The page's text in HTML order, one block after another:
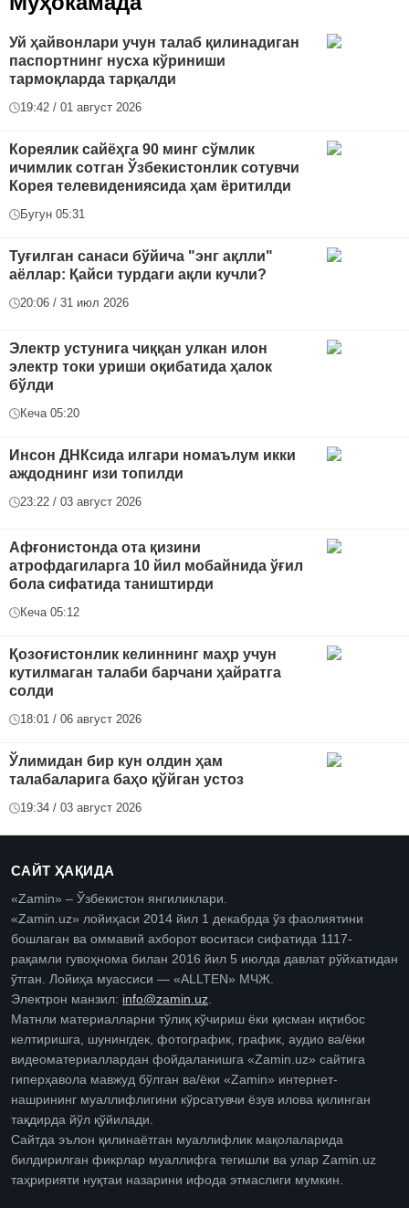
Уй ҳайвонлари учун талаб қилинадиган
паспортнинг нусха кўриниши
тармоқларда тарқалди
19:42 / 01 август 2026
Кореялик сайёҳга 90 минг сўмлик
ичимлик сотган Ўзбекистонлик сотувчи
Корея телевидениясида ҳам ёритилди
Бугун 05:31
Туғилган санаси бўйича "энг ақлли"
аёллар: Қайси турдаги ақли кучли?
20:06 / 31 июл 2026
Электр устунига чиққан улкан илон
электр токи уриши оқибатида ҳалок
бўлди
Кеча 05:20
Инсон ДНКсида илгари номаълум икки
аждоднинг изи топилди
23:22 / 03 август 2026
Афғонистонда ота қизини
атрофдагиларга 10 йил мобайнида ўғил
бола сифатида таништирди
Кеча 05:12
Қозоғистонлик келиннинг маҳр учун
кутилмаган талаби барчани ҳайратга
солди
18:01 / 06 август 2026
Ўлимидан бир кун олдин ҳам
талабаларига баҳо қўйган устоз
19:34 / 03 август 2026
САЙТ ҲАҚИДА
«Zamin» – Ўзбекистон янгиликлари.
«Zamin.uz» лойиҳаси 2014 йил 1 декабрда ўз фаолиятини
бошлаган ва оммавий ахборот воситаси сифатида 1117-
рақамли гувоҳнома билан 2016 йил 5 июлда давлат рўйхатидан
ўтган. Лойиҳа муассиси — «ALLTEN» МЧЖ.
Электрон манзил: info@zamin.uz.
Матнли материалларни тўлиқ кўчириш ёки қисман иқтибос
келтиришга, шунингдек, фотографик, график, аудио ва/ёки
видеоматериаллардан фойдаланишга «Zamin.uz» сайтига
гиперҳавола мавжуд бўлган ва/ёки «Zamin» интернет-
нашрининг муаллифлигини кўрсатувчи ёзув илова қилинган
тақдирда йўл қўйилади.
Сайтда эълон қилинаётган муаллифлик мақолаларида
билдирилган фикрлар муаллифга тегишли ва улар Zamin.uz
таҳририяти нуқтаи назарини ифода этмаслиги мумкин.